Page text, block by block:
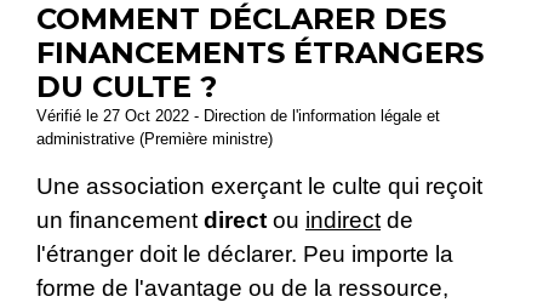
COMMENT DÉCLARER DES
FINANCEMENTS ÉTRANGERS
DU CULTE ?
Vérifié le 27 Oct 2022 - Direction de l'information légale et
administrative (Première ministre)
Une association exerçant le culte qui reçoit
un financementdirect ou indirectde
l'étranger doit le déclarer. Peu importe la
forme de l'avantage ou de la ressource,